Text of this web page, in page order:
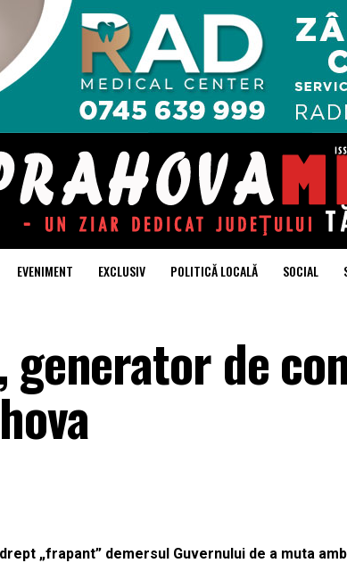
EVENIMENT EXCLUSIV POLITICĂ LOCALĂ SOCIAL
generator de
„frapant” demersul Guvernului de a muta